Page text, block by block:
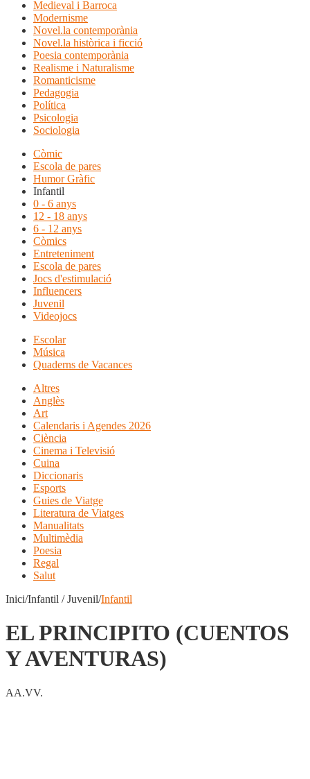
Medieval i Barroca
Modernisme
Novel.la contemporània
Novel.la històrica i ficció
Poesia contemporània
Realisme i Naturalisme
Romanticisme
Pedagogia
Política
Psicologia
Sociologia
Còmic
Escola de pares
Humor Gràfic
Infantil
0 - 6 anys
12 - 18 anys
6 - 12 anys
Còmics
Entreteniment
Escola de pares
Jocs d'estimulació
Influencers
Juvenil
Videojocs
Escolar
Música
Quaderns de Vacances
Altres
Anglès
Art
Calendaris i Agendes 2026
Ciència
Cinema i Televisió
Cuina
Diccionaris
Esports
Guies de Viatge
Literatura de Viatges
Manualitats
Multimèdia
Poesia
Regal
Salut
Inici/Infantil / Juvenil/Infantil
EL PRINCIPITO (CUENTOS
Y AVENTURAS)
AA.VV.